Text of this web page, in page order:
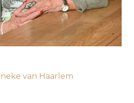
van Haarlem